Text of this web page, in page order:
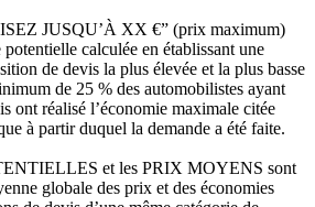
JUSQU’À XX €” (prix maximum)
calculée en établissant une
de devis la plus élevée et la plus basse
de 25 % des automobilistes ayant
ont réalisé l’économie maximale citée
à partir duquel la demande a été faite.
et les PRIX MOYENS sont
globale des prix et des économies